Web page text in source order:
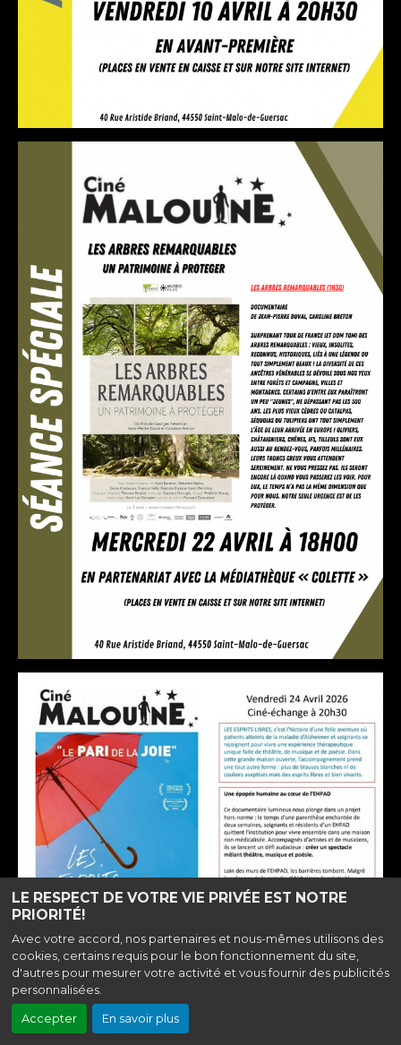
LE RESPECT DE VOTRE VIE PRIVÉE EST NOTRE
PRIORITÉ!
Avec votre accord, nos partenaires et nous-mêmes utilisons des
cookies, certains requis pour le bon fonctionnement du site,
d'autres pour mesurer votre activité et vous fournir des publicités
personnalisées.
Accepter En savoir plus